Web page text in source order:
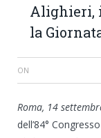
Alighieri,
la
ON
Roma, 14
dell’84°